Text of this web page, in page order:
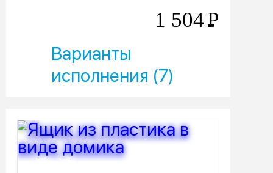
1 504Р
Варианты
исполнения (7)